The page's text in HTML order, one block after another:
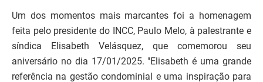
Um dos momentos mais marcantes foi a homenagem
feita pelo presidente do INCC, Paulo Melo, à palestrante e
síndica Elisabeth Velásquez, que comemorou seu
aniversário no dia 17/01/2025. "Elisabeth é uma grande
referência na gestão condominial e uma inspiração para